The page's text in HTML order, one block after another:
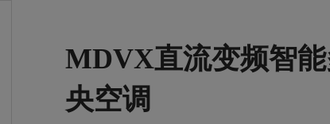
MDVX直流变频智
央空调